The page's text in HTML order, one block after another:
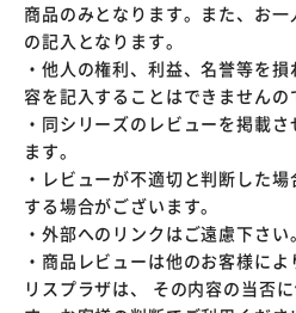
商品のみとなります。また、お
の記入となります。
・他人の権利、利益、名誉等を
容を記入することはできませんの
・同シリーズのレビューを掲載
ます。
・レビューが不適切と判断した
する場合がございます。
・外部へのリンクはご遠慮下さい。
・商品レビューは他のお客様に
リスプラザは、 その内容の当否